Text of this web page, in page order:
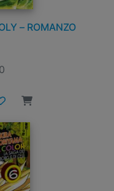
– ROMANZO